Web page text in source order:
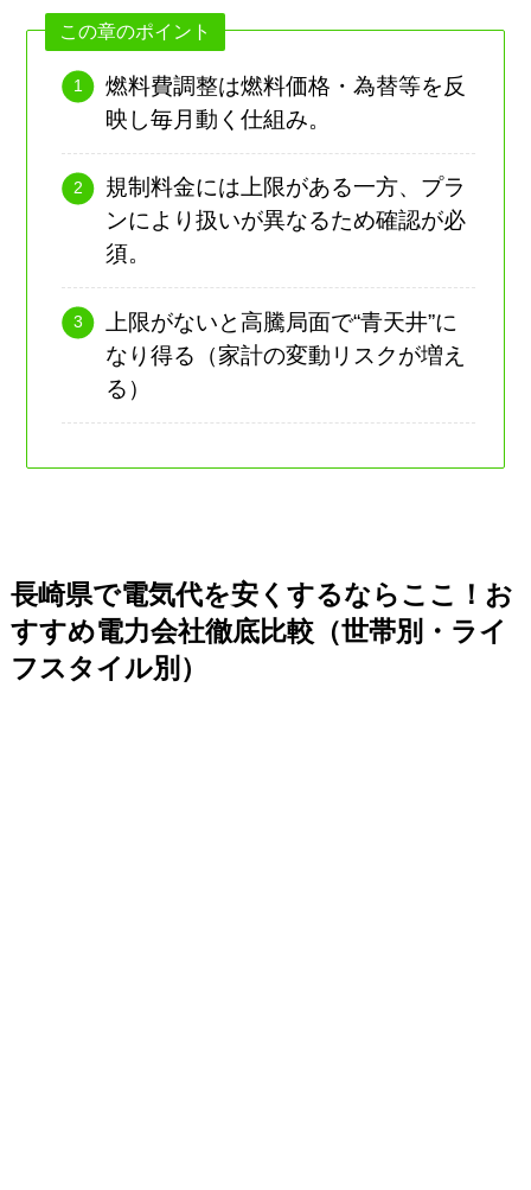
この章のポイント
燃料費調整は燃料価格・為替等を反
映し毎月動く仕組み。
規制料金には上限がある一方、プラ
ンにより扱いが異なるため確認が必
須。
上限がないと高騰局面で“青天井”に
なり得る（家計の変動リスクが増え
る）
長崎県で電気代を安くするならここ！お
すすめ電力会社徹底比較（世帯別・ライ
フスタイル別）